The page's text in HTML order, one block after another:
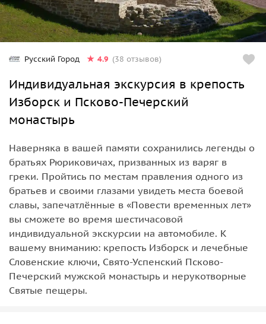
Русский Город 4.9 (38 отзывов)
Индивидуальная экскурсия в крепость
Изборск и Псково-Печерский
монастырь
Наверняка в вашей памяти сохранились легенды о
братьях Рюриковичах, призванных из варяг в
греки. Пройтись по местам правления одного из
братьев и своими глазами увидеть места боевой
славы, запечатлённые в «Повести временных лет»
вы сможете во время шестичасовой
индивидуальной экскурсии на автомобиле. К
вашему вниманию: крепость Изборск и лечебные
Словенские ключи, Свято-Успенский Псково-
Печерский мужской монастырь и нерукотворные
Святые пещеры.